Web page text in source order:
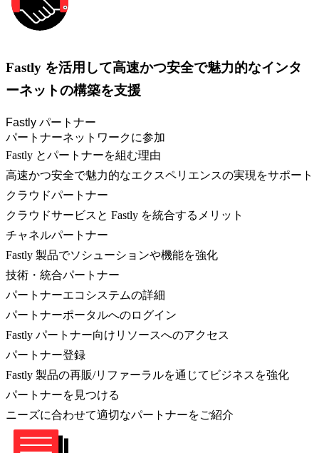
Fastly を活用して高速かつ安全で魅力的なインタ
ーネットの構築を支援
Fastly パートナー
パートナーネットワークに参加
Fastly とパートナーを組む理由
高速かつ安全で魅力的なエクスペリエンスの実現をサポート
クラウドパートナー
クラウドサービスと Fastly を統合するメリット
チャネルパートナー
Fastly 製品でソシューションや機能を強化
技術・統合パートナー
パートナーエコシステムの詳細
パートナーポータルへのログイン
Fastly パートナー向けリソースへのアクセス
パートナー登録
Fastly 製品の再販/リファーラルを通じてビジネスを強化
パートナーを見つける
ニーズに合わせて適切なパートナーをご紹介